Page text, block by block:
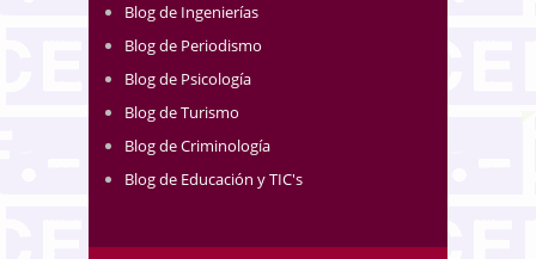
Blog de Ingenierías
Blog de Periodismo
Blog de Psicología
Blog de Turismo
Blog de Criminología
Blog de Educación y TIC's